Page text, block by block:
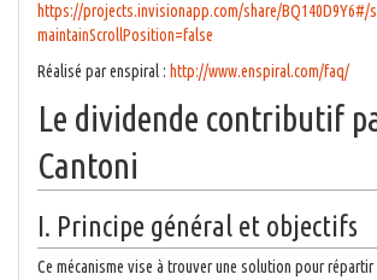
https://projects.invisionapp.com/share/BQ140D9Y6#/
maintainScrollPosition=false
Réalisé par enspiral : http://www.enspiral.com/faq/
Le dividende contributif
Cantoni
I. Principe général et objectifs
Ce mécanisme vise à trouver une solution pour